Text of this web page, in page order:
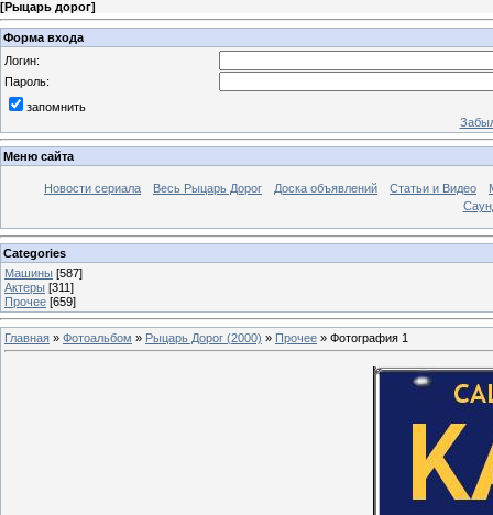
[Рыцарь дорог]
Форма входа
Логин:
Пароль:
запомнить
Меню сайта
Новости сериала Весь Рыцарь Дорог Доска объявлений Статьи и Видео
Categories
Машины [587]
Актеры [311]
Прочее [659]
Главная » Фотоальбом » Рыцарь Дорог (2000) » Прочее » Фотография 1